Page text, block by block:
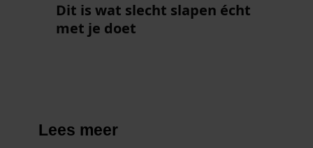
Dit is wat slecht slapen écht
met je doet